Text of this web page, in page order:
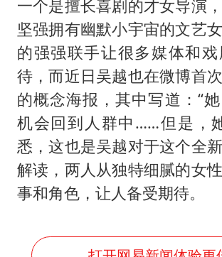
一个是擅长喜剧的才女导演
坚强拥有幽默小宇宙的文艺
的强强联手让很多媒体和
待，而近日吴越也在微博首
的概念海报，其中写道：“
机会回到人群中……但是，
悉，这也是吴越对于这个全
解读，两人从独特细腻的女
事和角色，让人备受期待。